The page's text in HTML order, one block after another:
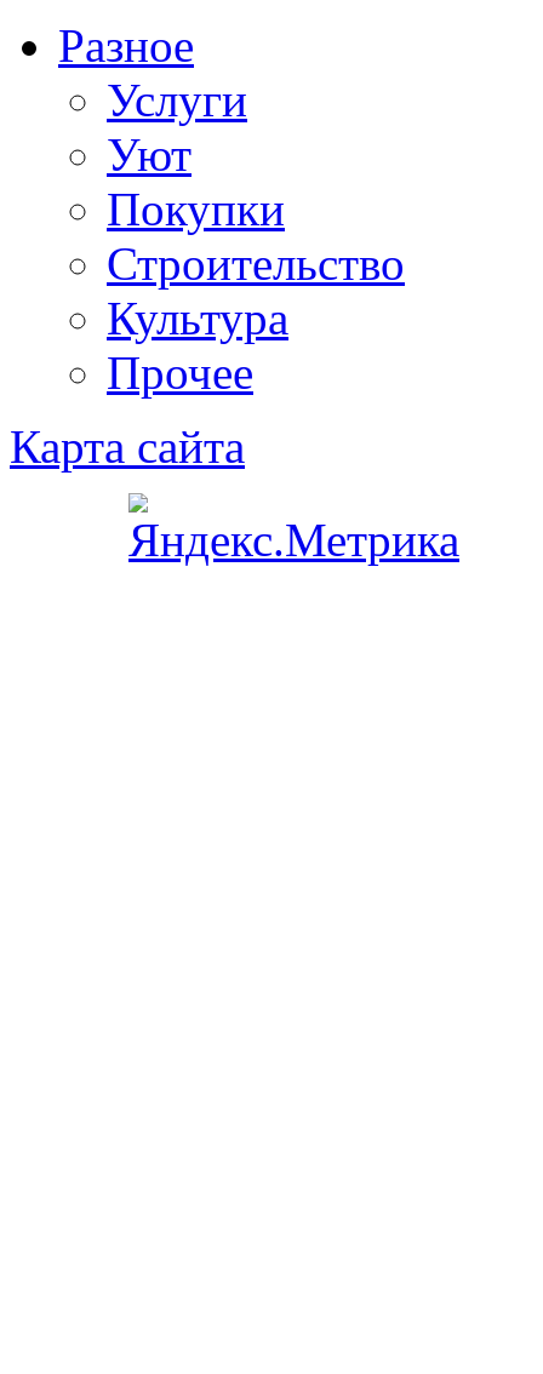
Разное
Услуги
Уют
Покупки
Строительство
Культура
Прочее
Карта сайта